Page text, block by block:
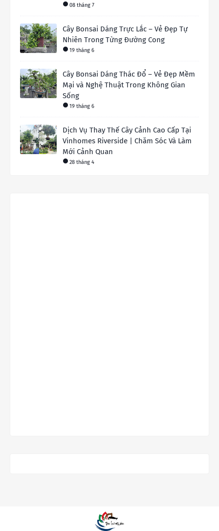
08 tháng 7
Cây Bonsai Dáng Trực Lắc – Vẻ Đẹp Tự
Nhiên Trong Từng Đường Cong
19 tháng 6
Cây Bonsai Dáng Thác Đổ – Vẻ Đẹp Mềm
Mại và Nghệ Thuật Trong Không Gian
Sống
19 tháng 6
Dịch Vụ Thay Thế Cây Cảnh Cao Cấp Tại
Vinhomes Riverside | Chăm Sóc Và Làm
Mới Cảnh Quan
28 tháng 4